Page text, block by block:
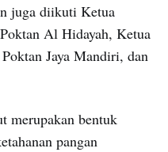
juga diikuti Ketua
Al Hidayah, Ketua
Jaya Mandiri, dan
merupakan bentuk
pangan